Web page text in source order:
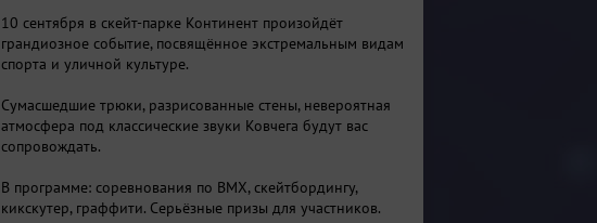
10 сентября в скейт-парке Континент произойдёт
грандиозное событие, посвящённое экстремальным видам
спорта и уличной культуре.
Сумасшедшие трюки, разрисованные стены, невероятная
атмосфера под классические звуки Ковчега будут вас
сопровождать.
В программе: соревнования по BMX, скейтбордингу,
кикскутер, граффити. Серьёзные призы для участников.